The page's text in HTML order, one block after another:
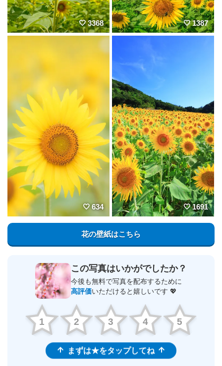
3368 1387
634 1691
花の壁紙はこちら
この写真はいかがでしたか？
今後も無料で写真を配布するために
高評価いただけると嬉しいです 💖
1 2 3 4 5
まずは★をタップしてね